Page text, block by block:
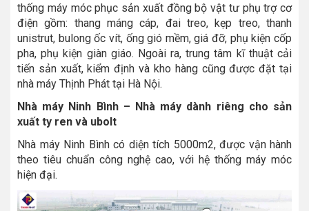
thống máy móc phục sản xuất đồng bộ vật tư phụ trợ cơ
điện gồm: thang máng cáp, đai treo, kẹp treo, thanh
unistrut, bulong ốc vít, ống gió mềm, giá đỡ, phụ kiện cốp
pha, phụ kiện giàn giáo. Ngoài ra, trung tâm kĩ thuật cải
tiến sản xuất, kiểm định và kho hàng cũng được đặt tại
nhà máy Thịnh Phát tại Hà Nội.
Nhà máy Ninh Bình – Nhà máy dành riêng cho sản
xuất ty ren và ubolt
Nhà máy Ninh Bình có diện tích 5000m2, được vận hành
theo tiêu chuẩn công nghệ cao, với hệ thống máy móc
hiện đại.